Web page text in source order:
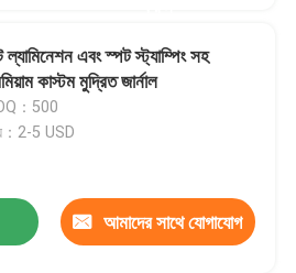
ল্যামিনেশন এবং স্পট স্ট্যাম্পিং সহ
কাস্টম মুদ্রিত জার্নাল
：500
：2-5 USD
আমাদের সাথে যোগাযোগ